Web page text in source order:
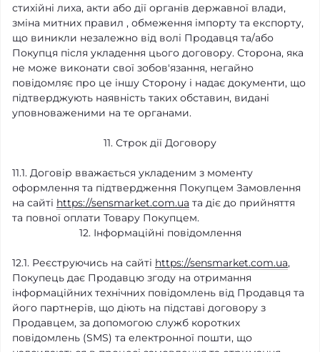
стихійні лиха, акти або дії органів державної влади,
зміна митних правил , обмеження імпорту та експорту,
що виникли незалежно від волі Продавця та/або
Покупця після укладення цього договору. Сторона, яка
не може виконати свої зобов'язання, негайно
повідомляє про це іншу Сторону і надає документи, що
підтверджують наявність таких обставин, видані
уповноваженими на те органами.
11. Строк дії Договору
11.1. Договір вважається укладеним з моменту
оформлення та підтвердження Покупцем Замовлення
на сайті https://sensmarket.com.ua та діє до прийняття
та повної оплати Товару Покупцем.
12. Інформаційні повідомлення
12.1. Реєструючись на сайті https://sensmarket.com.ua,
Покупець дає Продавцю згоду на отримання
інформаційних технічних повідомлень від Продавця та
його партнерів, що діють на підставі договору з
Продавцем, за допомогою служб коротких
повідомлень (SMS) та електронної пошти, що